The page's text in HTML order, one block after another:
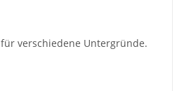
für verschiedene Untergründe.